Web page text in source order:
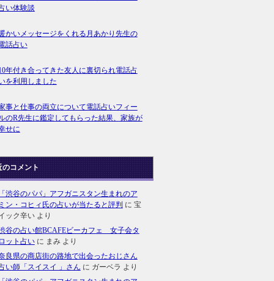
い体験談
かいメッセージをくれる月あかり先生の
話占い
年付き合ってきた友人に裏切られ電話占
を利用しました
事と仕事の両立について電話占いフィー
のR先生に鑑定してもらった結果、家族が
せに
のコメント
渋谷のパパ」アフガニスタン生まれのア
ン・コヒィ氏の占いが当たると評判 に 宝
ック辛いより
谷の占い館BCAFEビーカフェ 女子会タ
ット占いに まみより
良県の商店街の路地で出会ったおじさん
い師「スイスイ 」さん に ガーベラ より